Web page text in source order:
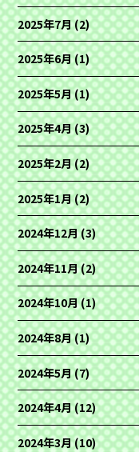
2025年7月(2)
2025年6月(1)
2025年5月(1)
2025年4月(3)
2025年2月(2)
2025年1月(2)
2024年12月(3)
2024年11月(2)
2024年10月(1)
2024年8月(1)
2024年5月(7)
2024年4月(12)
2024年3月(10)